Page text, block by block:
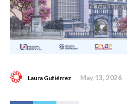
Laura Gutiérrez May 13, 2026